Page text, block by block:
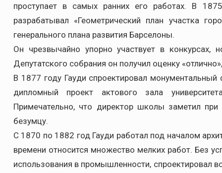
проступает в самых ранних его работах. В
разрабатывал «Геометрический план участка
генерального плана развития Барселоны.
Он чрезвычайно упорно участвует в
Депутатского собрания он получил оценку
В 1877 году Гауди спроектировал
дипломный проект актового зала
Примечательно, что директор школы заметил
безумцу.
С 1870 по 1882 год Гауди работал под началом
времени относится множество мелких работ. Без
использования в промышленности, спроектировал